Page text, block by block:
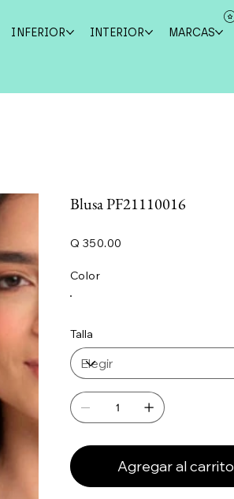
INFERIOR INTERIOR MARCAS
Blusa PF21110016
Q 350.00
Color
Talla
Agregar al carrito